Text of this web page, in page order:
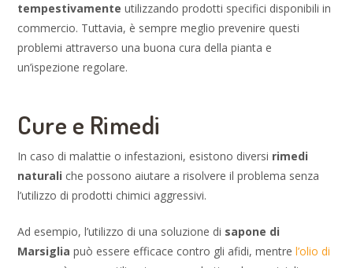
tempestivamente utilizzando prodotti specifici disponibili in
commercio. Tuttavia, è sempre meglio prevenire questi
problemi attraverso una buona cura della pianta e
un’ispezione regolare.
Cure e Rimedi
In caso di malattie o infestazioni, esistono diversi rimedi
naturali che possono aiutare a risolvere il problema senza
l’utilizzo di prodotti chimici aggressivi.
Ad esempio, l’utilizzo di una soluzione di sapone di
Marsiglia può essere efficace contro gli afidi, mentrel’olio di